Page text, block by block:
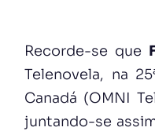
Recorde-se que
Telenovela, na
Canadá (OMNI
juntando-se